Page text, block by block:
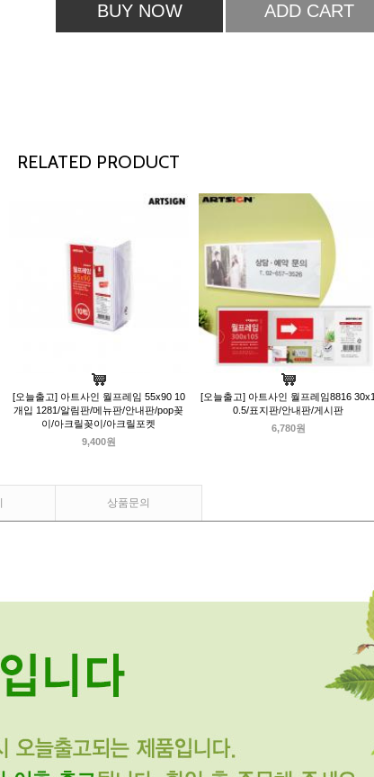
BUY NOW ADD CART
RELATED PRODUCT
[오늘출고] 아트사인 월프레임 55x90 10
개입 1281/알림판/메뉴판/안내판/pop꽂
이/아크릴꽂이/아크릴포켓
9,400원
[오늘출고] 아트사인 월프레임8816 30x1
0.5/표지판/안내판/게시판
6,780원
상품문의